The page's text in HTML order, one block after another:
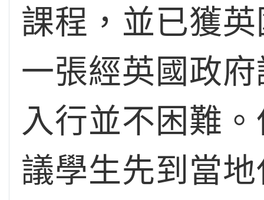
課程，並已獲
一張經英國政
入行並不困難
議學生先到當